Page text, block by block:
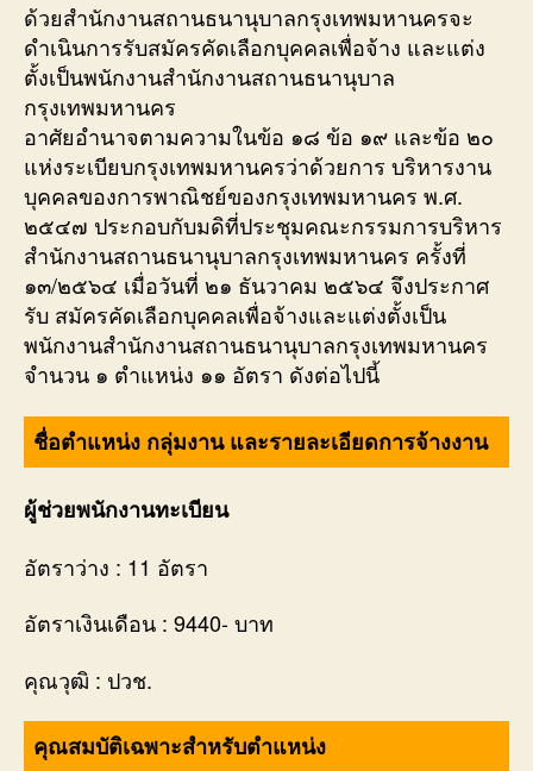
ด้วยสำนักงานสถานธนานุบาลกรุงเทพมหานครจะ
ดำเนินการรับสมัครคัดเลือกบุคคลเพื่อจ้าง และแต่ง
ตั้งเป็นพนักงานสำนักงานสถานธนานุบาล
กรุงเทพมหานคร
อาศัยอำนาจตามความในข้อ ๑๘ ข้อ ๑๙ และข้อ ๒๐
แห่งระเบียบกรุงเทพมหานครว่าด้วยการ บริหารงาน
บุคคลของการพาณิชย์ของกรุงเทพมหานคร พ.ศ.
๒๕๔๗ ประกอบกับมดิที่ประชุมคณะกรรมการบริหาร
สำนักงานสถานธนานุบาลกรุงเทพมหานคร ครั้งที่
๑๓/๒๕๖๔ เมื่อวันที่ ๒๑ ธันวาคม ๒๕๖๔ จึงประกาศ
รับ สมัครคัดเลือกบุคคลเพื่อจ้างและแต่งตั้งเป็น
พนักงานสำนักงานสถานธนานุบาลกรุงเทพมหานคร
จำนวน ๑ ตำแหน่ง ๑๑ อัตรา ดังต่อไปนี้
ชื่อตำแหน่ง กลุ่มงาน และรายละเอียดการจ้างงาน
ผู้ช่วยพนักงานทะเบียน
อัตราว่าง : 11 อัตรา
อัตราเงินเดือน : 9440- บาท
คุณวุฒิ : ปวช.
คุณสมบัติเฉพาะสำหรับตำแหน่ง